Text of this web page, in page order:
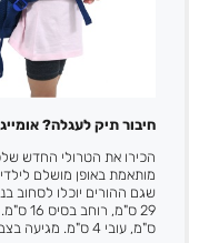
חיבור תיק לעגלה?
הכירו את הטרולי החדש
מותאמת באופן מושלם
שגם ההורים יוכלו לסחוב
ס"מ, עובי 4 ס"מ. מגיעה בצבע אפור.